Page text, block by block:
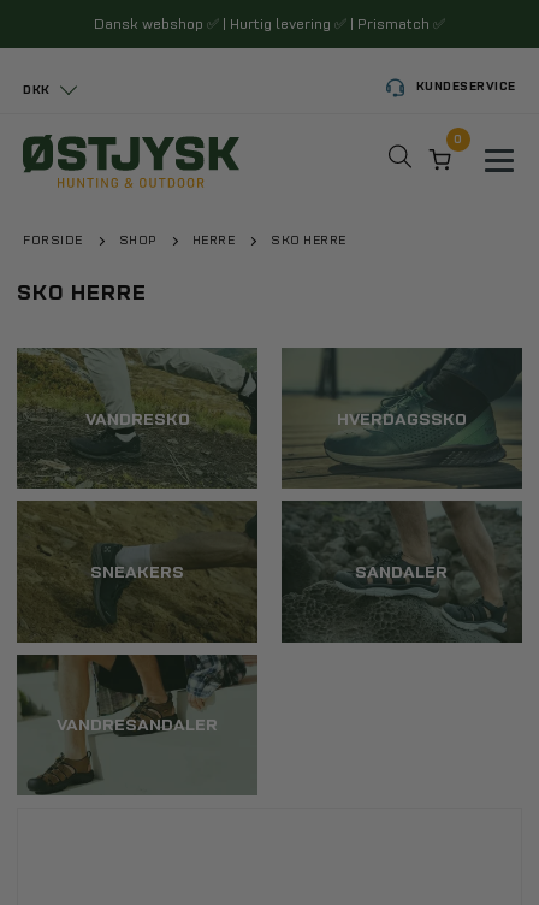
Dansk webshop ✅ | Hurtig levering ✅ | Prismatch ✅
DKK KUNDESERVICE
0
FORSIDE SHOP HERRE SKO HERRE
SKO HERRE
VANDRESKO HVERDAGSSKO
SNEAKERS SANDALER
VANDRESANDALER